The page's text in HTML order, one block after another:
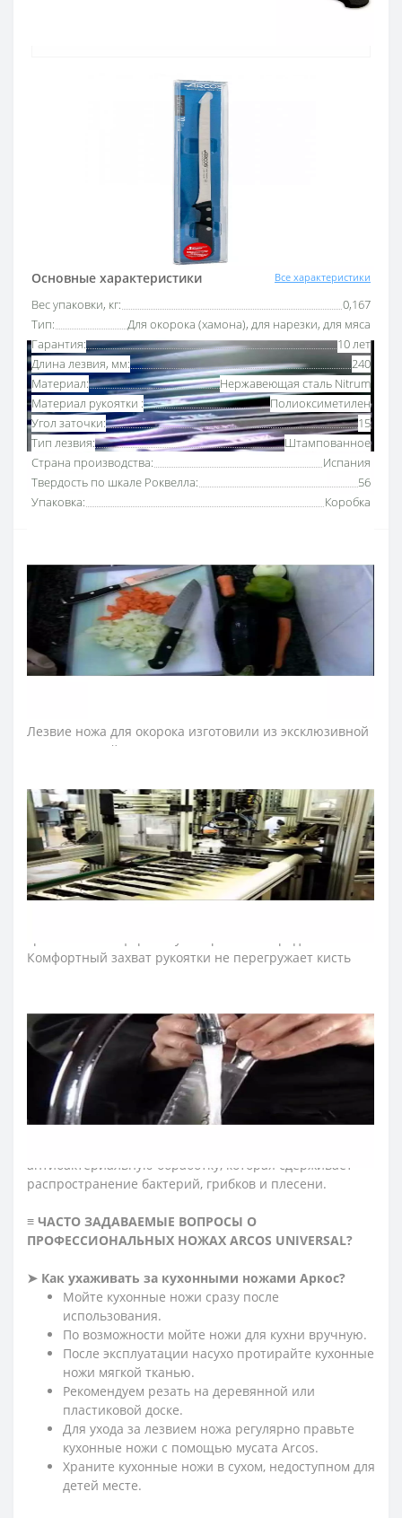
Основные характеристики Все характеристики
Вес упаковки, кг:
0,167
Тип:
Для окорока (хамона), для нарезки, для мяса
Гарантия:
10 лет
Длина лезвия, мм:
240
Материал:
Нержавеющая сталь Nitrum
Материал рукоятки :
Полиоксиметилен
Угол заточки:
15
Тип лезвия:
Штампованное
Страна производства:
Испания
Твердость по шкале Роквелла:
56
Упаковка:
Коробка
Гарантия качества
10 лет гарантия на ножи
Покупай в кредит
Оплата частями или мгновенная рассрочка
от ПриватБанка
Нож для хамона 240 мм серии «Юниверсал» Аркос
предназначен для аккуратного срезания тонких
ломтиков мяса благодаря длинному и гибкому лезвию
ножа. Воздушные карманы, расположенные вдоль
лезвия ножа, предотвращают прилипание окорока во
время нарезки.
Серию ножей Аркос «Юниверсал» разработали для
Лезвие ножа для окорока изготовили из эксклюзивной
нержавеющей стали NITRUM, которая имеет
твердость и коррозиестойкость. В результате лезвие
ножа для нарезки долго не тупится, не ржавеет,
поэтому изделие имеет долгий срок службы,
обеспечивая экономическую эффективность
инвентаря.
Рукоятка профессиональных ножей «Юниверсал»
Комфортный захват рукоятки не перегружает кисть
которые не создают щелей и предотвращают
проникновение микроскопических элементов пищи.
Закрепляют конструкцию рукоятки ножа для хамона
прочные металлические заклепки. Выступ,
размещенный на конце рукоятки ножа серии
«Юниверсал», предотвращает скольжение руки повара
и влияет на безопасность использования ножа.
антибактериальную обработку, которая сдерживает
распространение бактерий, грибков и плесени.
≡ ЧАСТО ЗАДАВАЕМЫЕ ВОПРОСЫ О
ПРОФЕССИОНАЛЬНЫХ НОЖАХ ARCOS UNIVERSAL?
➤ Как ухаживать за кухонными ножами Аркос?
Мойте кухонные ножи сразу после
использования.
По возможности мойте ножи для кухни вручную.
После эксплуатации насухо протирайте кухонные
ножи мягкой тканью.
Рекомендуем резать на деревянной или
пластиковой доске.
Для ухода за лезвием ножа регулярно правьте
кухонные ножи с помощью мусата Arcos.
Храните кухонные ножи в сухом, недоступном для
детей месте.